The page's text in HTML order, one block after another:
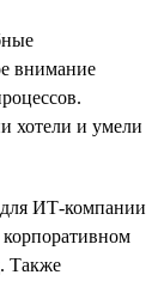
внимание
хотели и умели
ИТ-компании
Также